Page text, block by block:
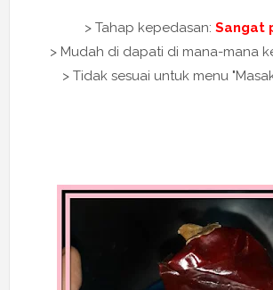
> Tahap kepedasan: Sangat
> Mudah di dapati di mana-mana
> Tidak sesuai untuk menu